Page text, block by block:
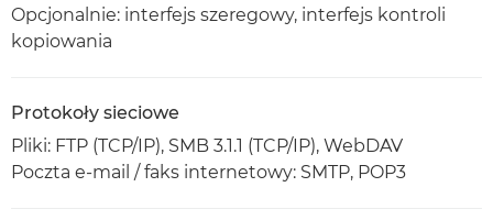
Opcjonalnie: interfejs szeregowy, interfejs kontroli
kopiowania
Protokoły sieciowe
Pliki: FTP (TCP/IP), SMB 3.1.1 (TCP/IP), WebDAV
Poczta e-mail / faks internetowy: SMTP, POP3